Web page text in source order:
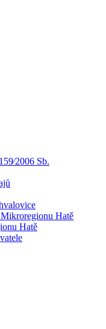
Sb.
Hatě
Hatě